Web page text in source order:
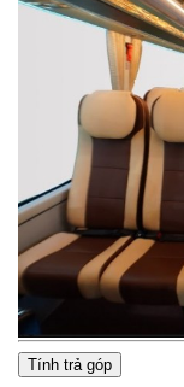
Tính trả góp